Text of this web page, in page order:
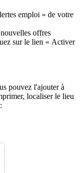
emploi » de votre
offres
sur le lien « Activer
pouvez l'ajouter à
localiser le lieu